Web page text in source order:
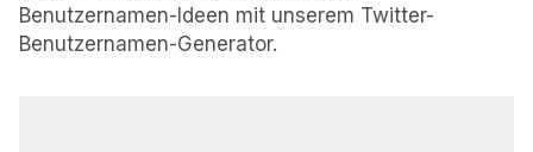
Benutzernamen-Ideen mit unserem Twitter-
Benutzernamen-Generator.